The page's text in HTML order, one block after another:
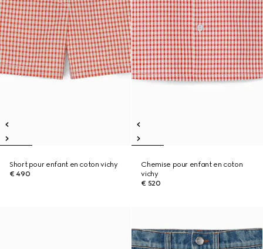
Short pour enfant en coton vichy
€ 490
Chemise pour enfant en coton
vichy
€ 520